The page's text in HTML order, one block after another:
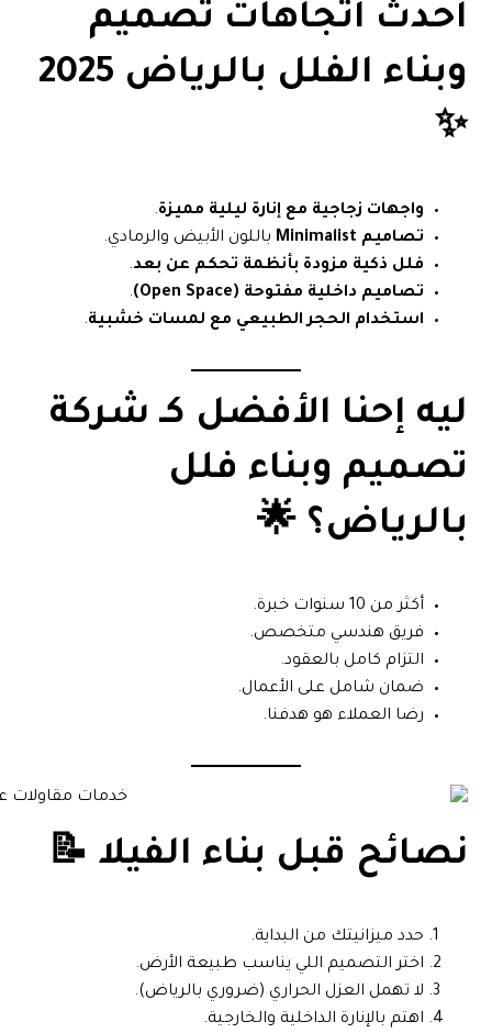
أحدث اتجاهات تصميم
وبناء الفلل بالرياض 2025
✨
واجهات زجاجية مع إنارة ليلية مميزة.
تصاميم Minimalist
باللون الأبيض والرمادي.
فلل ذكية مزودة بأنظمة تحكم عن بعد.
تصاميم داخلية مفتوحة (Open Space)
.
استخدام الحجر الطبيعي مع لمسات خشبية.
ليه إحنا الأفضل كـ شركة
تصميم وبناء فلل
بالرياض؟ 🌟
أكثر من 10 سنوات خبرة.
فريق هندسي متخصص.
التزام كامل بالعقود.
ضمان شامل على الأعمال.
رضا العملاء هو هدفنا.
نصائح قبل بناء الفيلا 📝
حدد ميزانيتك من البداية.
اختر التصميم اللي يناسب طبيعة الأرض.
لا تهمل العزل الحراري (ضروري بالرياض).
اهتم بالإنارة الداخلية والخارجية.